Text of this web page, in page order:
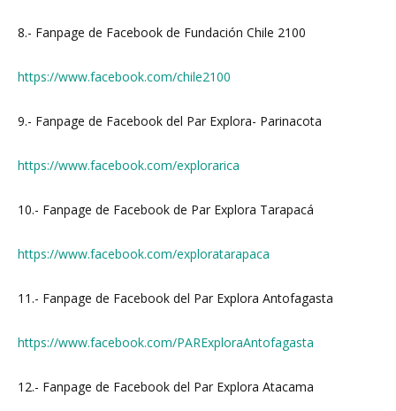
8.- Fanpage de Facebook de Fundación Chile 2100
https://www.facebook.com/chile2100
9.- Fanpage de Facebook del Par Explora- Parinacota
https://www.facebook.com/explorarica
10.- Fanpage de Facebook de Par Explora Tarapacá
https://www.facebook.com/exploratarapaca
11.- Fanpage de Facebook del Par Explora Antofagasta
https://www.facebook.com/PARExploraAntofagasta
12.- Fanpage de Facebook del Par Explora Atacama